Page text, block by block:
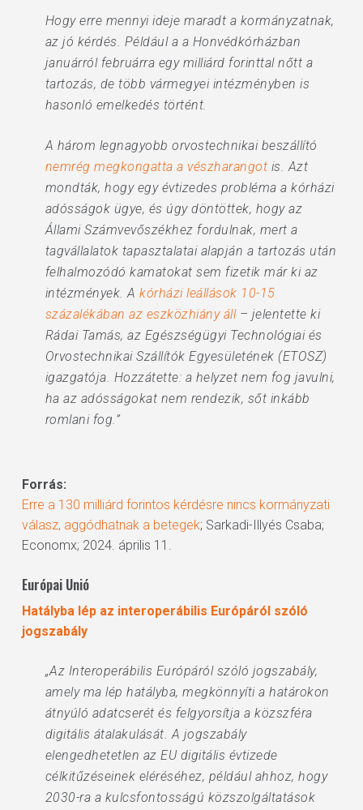
Hogy erre mennyi ideje maradt a kormányzatnak,
az jó kérdés. Például a a Honvédkórházban
januárról februárra egy milliárd forinttal nőtt a
tartozás, de több vármegyei intézményben is
hasonló emelkedés történt.
A három legnagyobb orvostechnikai beszállító
nemrég megkongatta a vészharangot is. Azt
mondták, hogy egy évtizedes probléma a kórházi
adósságok ügye, és úgy döntöttek, hogy az
Állami Számvevőszékhez fordulnak, mert a
tagvállalatok tapasztalatai alapján a tartozás után
felhalmozódó kamatokat sem fizetik már ki az
intézmények. Akórházi leállások 10-15
százalékában az eszközhiány áll– jelentette ki
Rádai Tamás, az Egészségügyi Technológiai és
Orvostechnikai Szállítók Egyesületének (ETOSZ)
igazgatója. Hozzátette: a helyzet nem fog javulni,
ha az adósságokat nem rendezik, sőt inkább
romlani fog.”
Forrás:
Erre a 130 milliárd forintos kérdésre nincs kormányzati
válasz, aggódhatnak a betegek; Sarkadi-Illyés Csaba;
Economx; 2024. április 11.
Európai Unió
Hatályba lép az interoperábilis Európáról szóló
jogszabály
„Az Interoperábilis Európáról szóló jogszabály,
amely ma lép hatályba, megkönnyíti a határokon
átnyúló adatcserét és felgyorsítja a közszféra
digitális átalakulását. A jogszabály
elengedhetetlen az EU digitális évtizede
célkitűzéseinek eléréséhez, például ahhoz, hogy
2030-ra a kulcsfontosságú közszolgáltatások